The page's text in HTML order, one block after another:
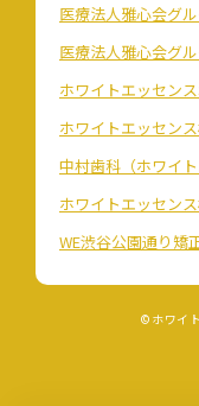
医療法人雅心会グ
医療法人雅心会グ
ホワイトエッセン
ホワイトエッセン
中村歯科（ホワイ
ホワイトエッセン
WE渋谷公園通り矯
©ホワイ